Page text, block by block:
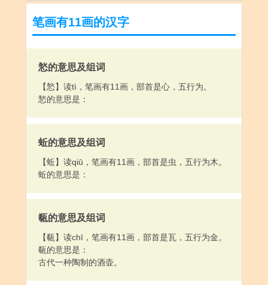
笔画有11画的汉字
悐的意思及组词
【悐】读tì，笔画有11画，部首是心，五行为。
悐的意思是：
蚯的意思及组词
【蚯】读qiū，笔画有11画，部首是虫，五行为木。
蚯的意思是：
瓻的意思及组词
【瓻】读chī，笔画有11画，部首是瓦，五行为金。
瓻的意思是：
古代一种陶制的酒壶。